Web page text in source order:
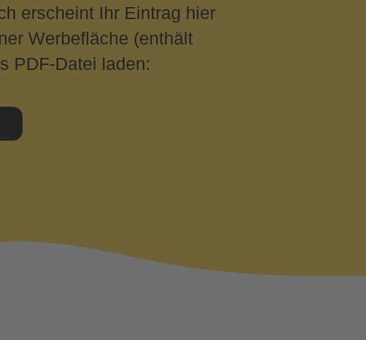
erscheint Ihr Eintrag hier
Werbefläche (enthält
PDF-Datei laden: